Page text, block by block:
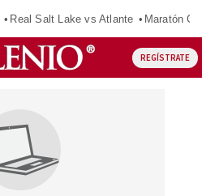
Real Salt Lake vs Atlante Maratón
REGÍSTRATE